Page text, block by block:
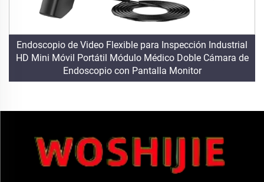
Endoscopio de Video Flexible para Inspección Industrial
HD Mini Móvil Portátil Módulo Médico Doble Cámara de
Endoscopio con Pantalla Monitor